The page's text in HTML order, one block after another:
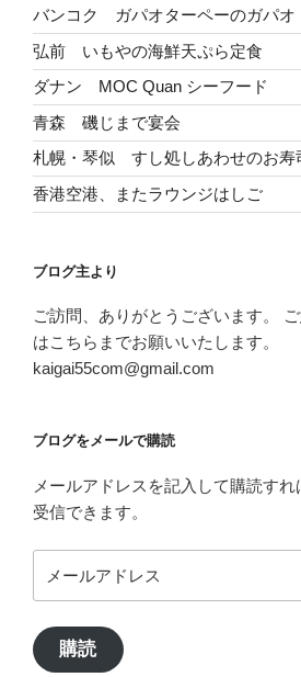
バンコク ガパオターペーのガパオ
弘前 いもやの海鮮天ぷら定食
ダナン MOC Quan シーフード
青森 磯じまで宴会
札幌・琴似 すし処しあわせのお寿
香港空港、またラウンジはしご
ブログ主より
ご訪問、ありがとうございます。
はこちらまでお願いいたします。
kaigai55com@gmail.com
ブログをメールで購読
メールアドレスを記入して購読す
受信できます。
ー
ア
ド
購読